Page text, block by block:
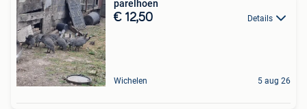
parelhoen
€ 12,50 Details
Wichelen 5 aug 26